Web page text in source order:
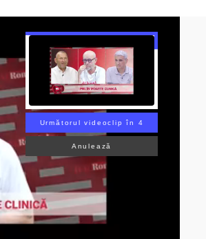
Următorul videoclip în 3
Anulează